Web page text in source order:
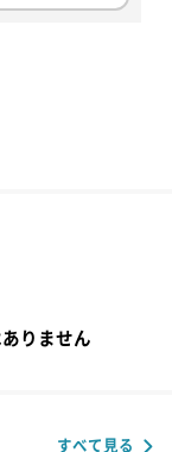
りません
すべて見る